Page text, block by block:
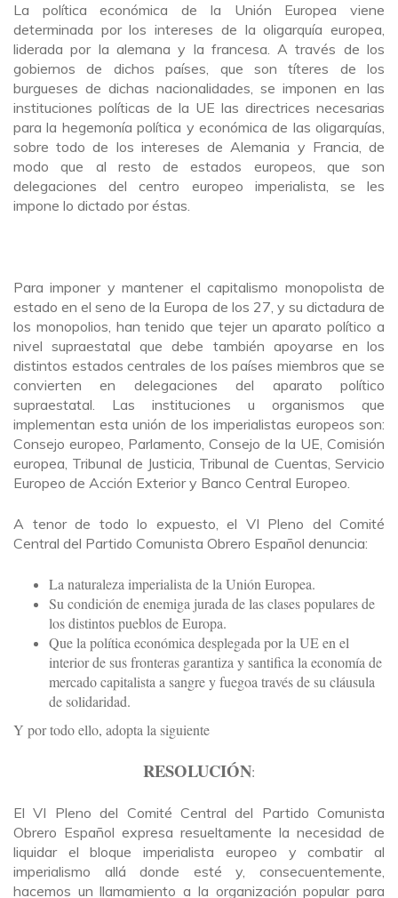
La política económica de la Unión Europea viene
determinada por los intereses de la oligarquía europea,
liderada por la alemana y la francesa. A través de los
gobiernos de dichos países, que son títeres de los
burgueses de dichas nacionalidades, se imponen en las
instituciones políticas de la UE las directrices necesarias
para la hegemonía política y económica de las oligarquías,
sobre todo de los intereses de Alemania y Francia, de
modo que al resto de estados europeos, que son
delegaciones del centro europeo imperialista, se les
impone lo dictado por éstas.
Para imponer y mantener el capitalismo monopolista de
estado en el seno de la Europa de los 27, y su dictadura de
los monopolios, han tenido que tejer un aparato político a
nivel supraestatal que debe también apoyarse en los
distintos estados centrales de los países miembros que se
convierten en delegaciones del aparato político
supraestatal. Las instituciones u organismos que
implementan esta unión de los imperialistas europeos son:
Consejo europeo, Parlamento, Consejo de la UE, Comisión
europea, Tribunal de Justicia, Tribunal de Cuentas, Servicio
Europeo de Acción Exterior y Banco Central Europeo.
A tenor de todo lo expuesto, el VI Pleno del Comité
Central del Partido Comunista Obrero Español denuncia:
La naturaleza imperialista de la Unión Europea.
Su condición de enemiga jurada de las clases populares de
los distintos pueblos de Europa.
Que la política económica desplegada por la UE en el
interior de sus fronteras garantiza y santifica la economía de
mercado capitalista a sangre y fuegoa través de su cláusula
de solidaridad.
Y por todo ello, adopta la siguiente
RESOLUCIÓN:
El VI Pleno del Comité Central del Partido Comunista
Obrero Español expresa resueltamente la necesidad de
liquidar el bloque imperialista europeo y combatir al
imperialismo allá donde esté y, consecuentemente,
hacemos un llamamiento a la organización popular para